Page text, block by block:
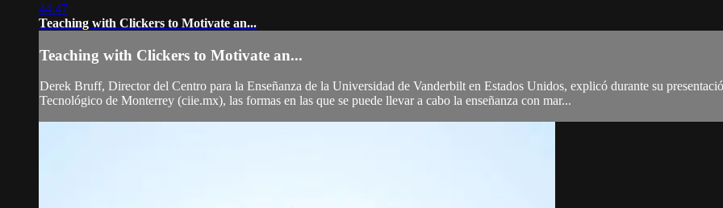
44:47
Teaching with Clickers to Motivate an...
Teaching with Clickers to Motivate an...
Derek Bruff, Director del Centro para la Enseñanza de la Universidad de Vanderbilt en Estados Unidos, explicó durante su
Tecnológico de Monterrey (ciie.mx), las formas en las que se puede llevar a cabo la enseñanza con mar...